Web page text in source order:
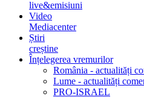
live&emisiuni
Video
Mediacenter
Știri
creștine
Înțelegerea vremurilor
România - actualități
Lume - actualități
PRO-ISRAEL